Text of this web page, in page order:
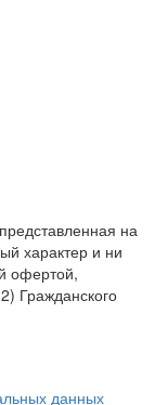
на
характер и ни
офертой,
Гражданского
данных